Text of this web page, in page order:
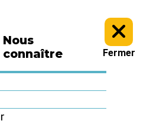
Nous
connaître
Fermer
en ligne >
en ligne